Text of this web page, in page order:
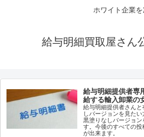
ホワイト企業
給与明細買取屋さん
給与明細提供者専
給する輸入卸業の
給与明細提供者さん
しバージョンを見た
黒塗りなしバージョン
す。今後のすべての投
が出来ます。